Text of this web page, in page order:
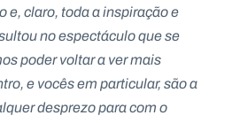
e, claro, toda a inspiração e
no espectáculo que se
poder voltar a ver mais
e vocês em particular, são a
desprezo para com o